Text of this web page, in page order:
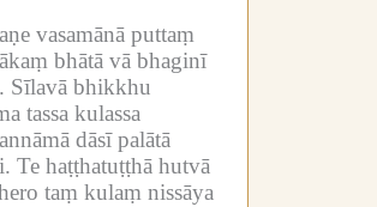
vasamānā puttaṃ
bhātā vā bhaginī
Sīlavā bhikkhu
tassa kulassa
dāsī palātā
Te haṭṭhatuṭṭhā hutvā
taṃ kulaṃ nissāya